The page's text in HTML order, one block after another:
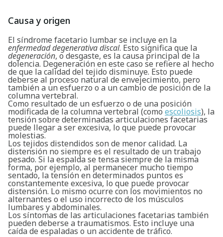
Causa y origen
El síndrome facetario lumbar se incluye en la
enfermedad degenerativa discal. Esto significa que la
degeneración, o desgaste, es la causa principal de la
dolencia. Degeneración en este caso se refiere al hecho
de que la calidad del tejido disminuye. Esto puede
deberse al proceso natural de envejecimiento, pero
también a un esfuerzo o a un cambio de posición de la
columna vertebral.
Como resultado de un esfuerzo o de una posición
modificada de la columna vertebral (como escoliosis), la
tensión sobre determinadas articulaciones facetarias
puede llegar a ser excesiva, lo que puede provocar
molestias.
Los tejidos distendidos son de menor calidad. La
distensión no siempre es el resultado de un trabajo
pesado. Si la espalda se tensa siempre de la misma
forma, por ejemplo, al permanecer mucho tiempo
sentado, la tensión en determinados puntos es
constantemente excesiva, lo que puede provocar
distensión. Lo mismo ocurre con los movimientos no
alternantes o el uso incorrecto de los músculos
lumbares y abdominales.
Los síntomas de las articulaciones facetarias también
pueden deberse a traumatismos. Esto incluye una
caída de espaladas o un accidente de tráfico.